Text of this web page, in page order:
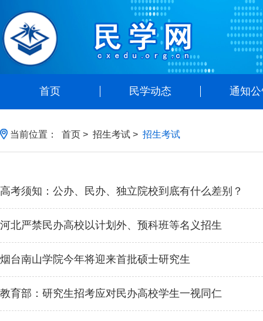
首页 民学动态 通知
当前位置： 首页 > 招生考试 > 招生考试
高考须知：公办、民办、独立院校到底有什么差别？
河北严禁民办高校以计划外、预科班等名义招生
烟台南山学院今年将迎来首批硕士研究生
教育部：研究生招考应对民办高校学生一视同仁